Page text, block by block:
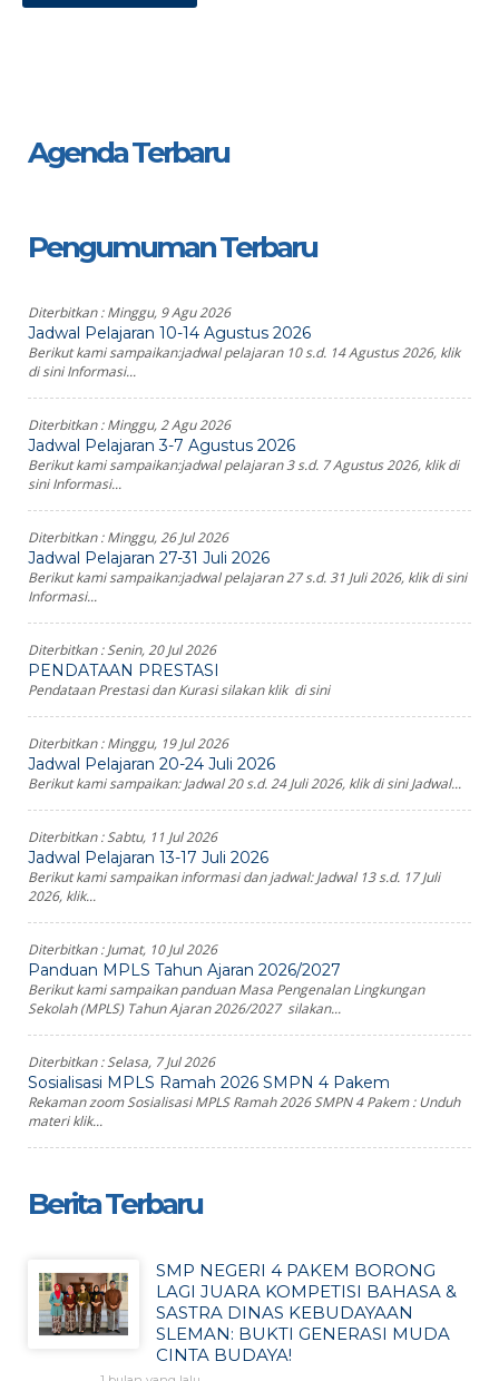
Agenda Terbaru
Pengumuman Terbaru
Diterbitkan :Minggu, 9 Agu 2026
Jadwal Pelajaran 10-14 Agustus 2026
Berikut kami sampaikan:jadwal pelajaran 10 s.d. 14 Agustus 2026, klik
di sini Informasi...
Diterbitkan :Minggu, 2 Agu 2026
Jadwal Pelajaran 3-7 Agustus 2026
Berikut kami sampaikan:jadwal pelajaran 3 s.d. 7 Agustus 2026, klik di
sini Informasi...
Diterbitkan :Minggu, 26 Jul 2026
Jadwal Pelajaran 27-31 Juli 2026
Berikut kami sampaikan:jadwal pelajaran 27 s.d. 31 Juli 2026, klik di sini
Informasi...
Diterbitkan :Senin, 20 Jul 2026
PENDATAAN PRESTASI
Pendataan Prestasi dan Kurasi silakan klik di sini
Diterbitkan :Minggu, 19 Jul 2026
Jadwal Pelajaran 20-24 Juli 2026
Berikut kami sampaikan: Jadwal 20 s.d. 24 Juli 2026, klik di sini Jadwal...
Diterbitkan :Sabtu, 11 Jul 2026
Jadwal Pelajaran 13-17 Juli 2026
Berikut kami sampaikan informasi dan jadwal: Jadwal 13 s.d. 17 Juli
2026, klik...
Diterbitkan :Jumat, 10 Jul 2026
Panduan MPLS Tahun Ajaran 2026/2027
Berikut kami sampaikan panduan Masa Pengenalan Lingkungan
Sekolah (MPLS) Tahun Ajaran 2026/2027 silakan...
Diterbitkan :Selasa, 7 Jul 2026
Sosialisasi MPLS Ramah 2026 SMPN 4 Pakem
Rekaman zoom Sosialisasi MPLS Ramah 2026 SMPN 4 Pakem : Unduh
materi klik...
Berita Terbaru
SMP NEGERI 4 PAKEM BORONG
LAGI JUARA KOMPETISI BAHASA &
SASTRA DINAS KEBUDAYAAN
SLEMAN: BUKTI GENERASI MUDA
CINTA BUDAYA!